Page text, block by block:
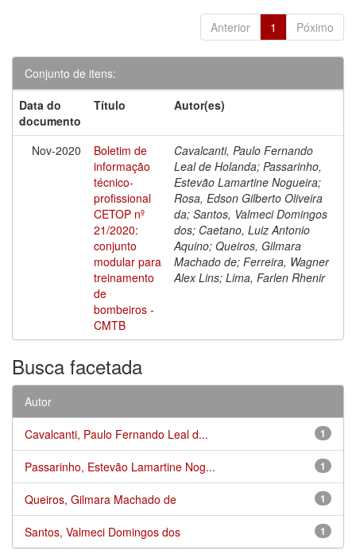
Anterior 1 Póximo
Conjunto de itens:
Data do
documento
Título Autor(es)
Nov-2020
Boletim de
informação
técnico-
profissional
CETOP nº
21/2020:
conjunto
modular para
treinamento
de
bombeiros -
CMTB
Cavalcanti, Paulo Fernando
Leal de Holanda; Passarinho,
Estevão Lamartine Nogueira;
Rosa, Edson Gilberto Oliveira
da; Santos, Valmeci Domingos
dos; Caetano, Luiz Antonio
Aquino; Queiros, Gilmara
Machado de; Ferreira, Wagner
Alex Lins; Lima, Farlen Rhenir
Busca facetada
Autor
1
Cavalcanti, Paulo Fernando Leal d...
1
Passarinho, Estevão Lamartine Nog...
1
Queiros, Gilmara Machado de
1
Santos, Valmeci Domingos dos